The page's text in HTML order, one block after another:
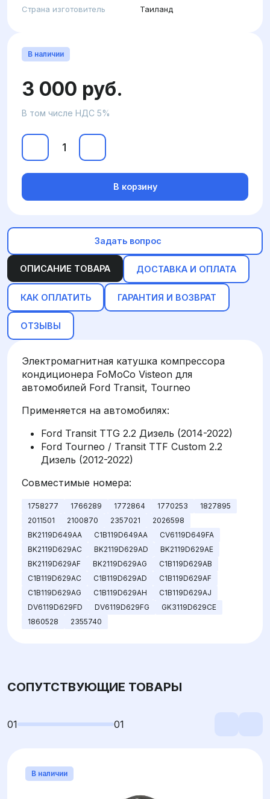
Страна изготовитель
Таиланд
ОПИСАНИЕ ТОВАРА ДОСТАВКА И ОПЛАТА
КАК ОПЛАТИТЬ ГАРАНТИЯ И ВОЗВРАТ
ОТЗЫВЫ
Электромагнитная катушка компрессора
кондиционера FoMoCo Visteon для
автомобилей Ford Transit, Tourneo
Применяется на автомобилях:
Ford Transit TTG 2.2 Дизель (2014-2022)
Ford Tourneo / Transit TTF Custom 2.2
Дизель (2012-2022)
Совместимые номера:
1758277 1766289 1772864 1770253
1827895
2011501
2100870 2357021
2026598
BK2119D649AA
C1B119D649AA
CV6119D649FA
BK2119D629AC
BK2119D629AD
BK2119D629AE
BK2119D629AF
BK2119D629AG
C1B119D629AB
C1B119D629AC
C1B119D629AD
C1B119D629AF
C1B119D629AG
C1B119D629AH
C1B119D629AJ
DV6119D629FD
DV6119D629FG
GK3119D629CE
1860528
2355740
В наличии
3 000 руб.
В том числе НДС 5%
В корзину
Задать вопрос
СОПУТСТВУЮЩИЕ ТОВАРЫ
01 01
В наличии